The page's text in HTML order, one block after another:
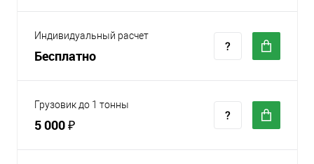
Индивидуальный расчет
Бесплатно
Грузовик до 1 тонны
5 000 ₽